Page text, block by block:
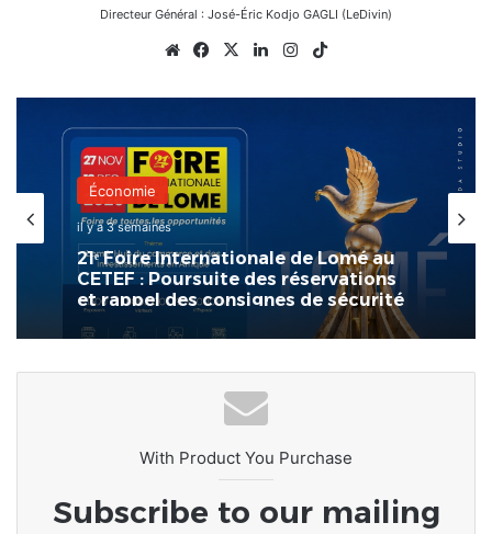
Directeur Général : José-Éric Kodjo GAGLI (LeDivin)
WebsiteFacebook
X LinkedinInstagram
Économie
il y a 3 semaines
21ᵉ Foire Internationale de Lomé au
CETEF : Poursuite des réservations
et rappel des consignes de sécurité
With Product You Purchase
Subscribe to our mailing